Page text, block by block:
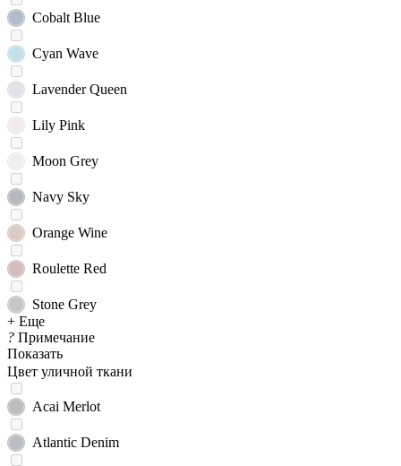
Cobalt Blue
Cyan Wave
Lavender Queen
Lily Pink
Moon Grey
Navy Sky
Orange Wine
Roulette Red
Stone Grey
+ Еще
? Примечание
Показать
Цвет уличной ткани
Acai Merlot
Atlantic Denim